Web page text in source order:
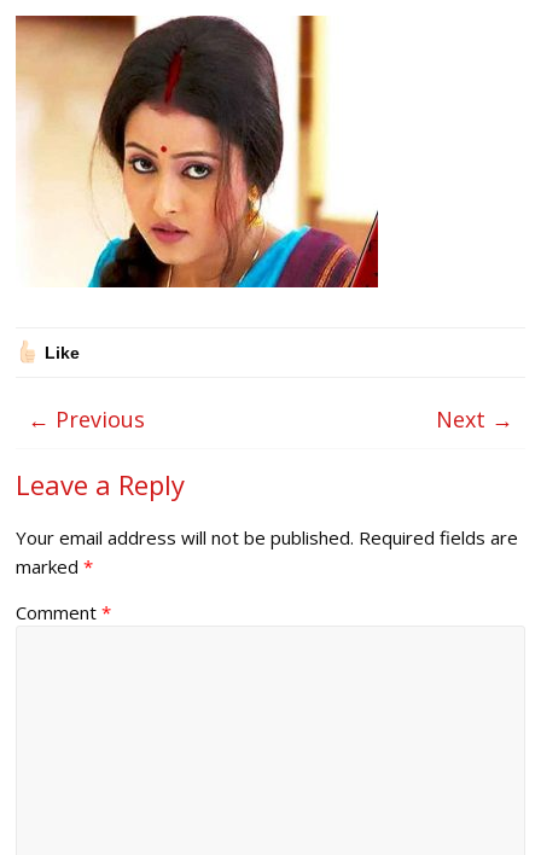
Like
← Previous Next →
Leave a Reply
Your email address will not be published. Required fields are
marked*
Comment*